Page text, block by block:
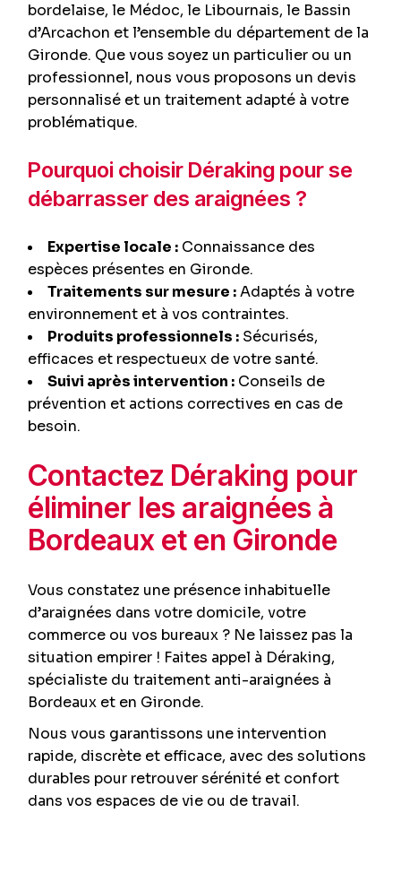
bordelaise, le Médoc, le Libournais, le Bassin
d’Arcachon et l’ensemble du département de la
Gironde. Que vous soyez un particulier ou un
professionnel, nous vous proposons un devis
personnalisé et un traitement adapté à votre
problématique.
Pourquoi choisir Déraking pour se
débarrasser des araignées ?
Expertise locale : Connaissance des
espèces présentes en Gironde.
Traitements sur mesure :Adaptés à votre
environnement et à vos contraintes.
Produits professionnels : Sécurisés,
efficaces et respectueux de votre santé.
Suivi après intervention : Conseils de
prévention et actions correctives en cas de
besoin.
Contactez Déraking pour
éliminer les araignées à
Bordeaux et en Gironde
Vous constatez une présence inhabituelle
d’araignées dans votre domicile, votre
commerce ou vos bureaux ? Ne laissez pas la
situation empirer ! Faites appel à Déraking,
spécialiste du traitement anti-araignées à
Bordeaux et en Gironde.
Nous vous garantissons une intervention
rapide, discrète et efficace, avec des solutions
durables pour retrouver sérénité et confort
dans vos espaces de vie ou de travail.